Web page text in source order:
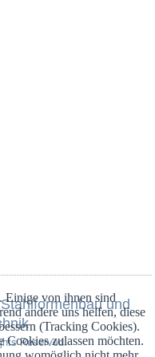
und
Reserved.
Einige von ihnen sind
andere uns helfen, diese
(Tracking Cookies).
Cookies zulassen möchten.